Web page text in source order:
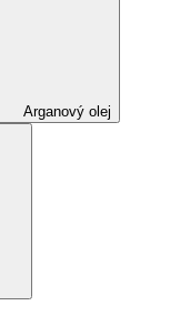
Arganový olej